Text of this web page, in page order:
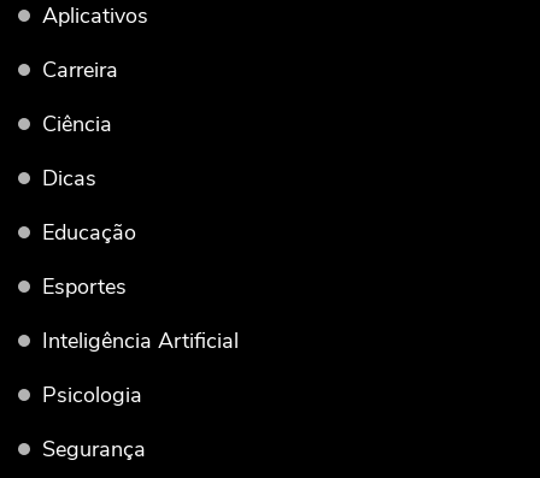
Aplicativos
Carreira
Ciência
Dicas
Educação
Esportes
Inteligência Artificial
Psicologia
Segurança